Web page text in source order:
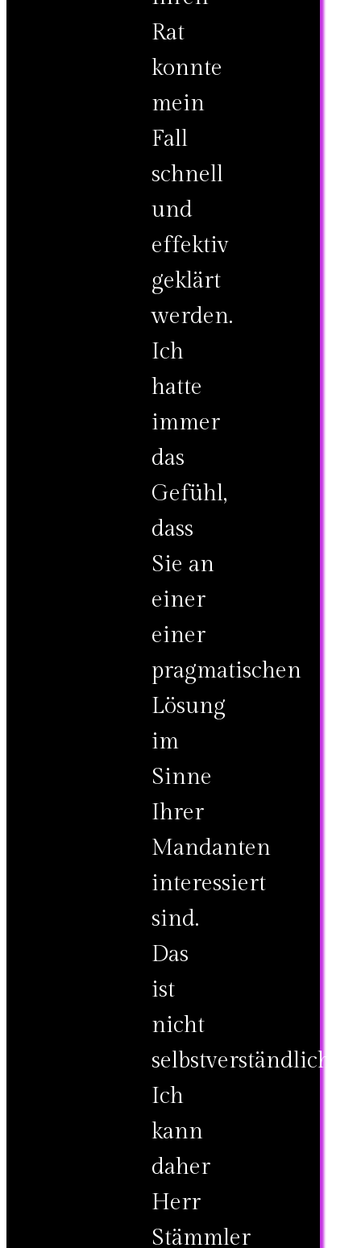
Rat
konnte
mein
Fall
schnell
und
effektiv
geklärt
werden.
Ich
hatte
immer
das
Gefühl,
dass
Sie an
einer
einer
pragmatischen
Lösung
im
Sinne
Ihrer
Mandanten
interessiert
sind.
Das
ist
nicht
selbstverständlich.
Ich
kann
daher
Herr
Stämmler